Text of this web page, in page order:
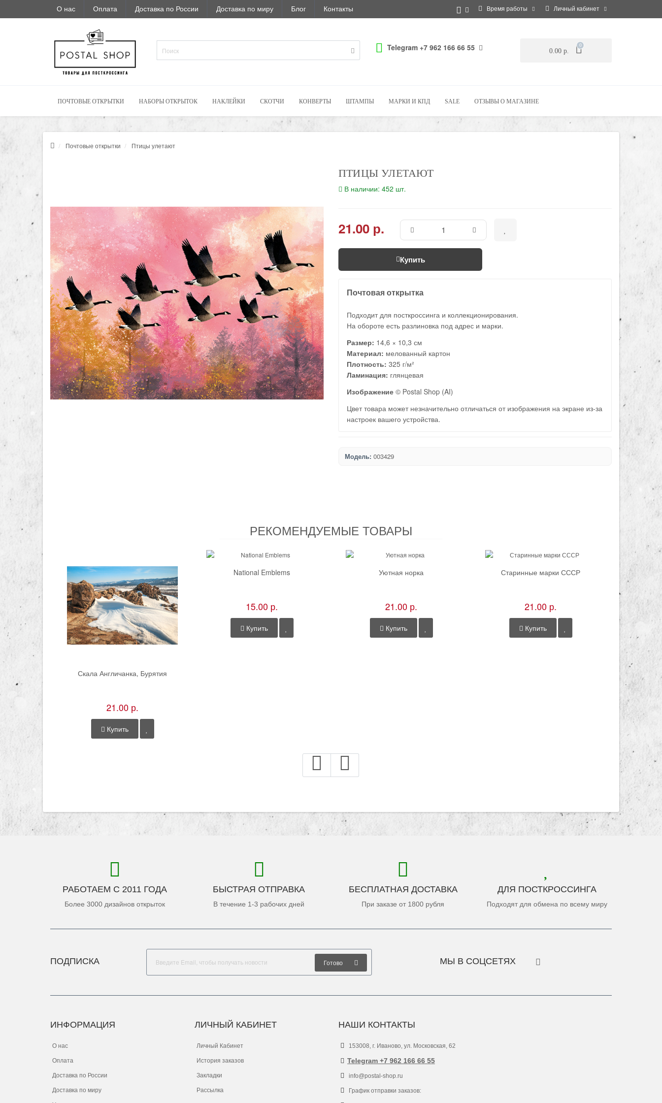
О нас Оплата Доставка по России Доставка по миру Блог Контакты Время работы Личный кабинет
Telegram +7 962 166 66 55 0.00 р.
0
ПОЧТОВЫЕ ОТКРЫТКИ НАБОРЫ ОТКРЫТОК НАКЛЕЙКИ СКОТЧИ КОНВЕРТЫ ШТАМПЫ МАРКИ И КПД SALE ОТЗЫВЫ О МАГАЗИНЕ
Почтовые открытки Птицы улетают
ПТИЦЫ УЛЕТАЮТ
В наличии: 452 шт.
21.00 р.
Купить
Почтовая открытка
Подходит для посткроссинга и коллекционирования.
На обороте есть разлиновка под адрес и марки.
Размер: 14,6 × 10,3 см
Материал: мелованный картон
Плотность: 325 г/м²
Ламинация: глянцевая
Изображение © Postal Shop (AI)
Цвет товара может незначительно отличаться от изображения на экране из-за
настроек вашего устройства.
Модель: 003429
РЕКОМЕНДУЕМЫЕ ТОВАРЫ
Скала Англичанка, Бурятия
21.00 р.
Купить
National Emblems
15.00 р.
Купить
Уютная норка
21.00 р.
Купить
Старинные марки СССР
21.00 р.
Купить
РАБОТАЕМ С 2011 ГОДА
Более 3000 дизайнов открыток
БЫСТРАЯ ОТПРАВКА
В течение 1-3 рабочих дней
БЕСПЛАТНАЯ ДОСТАВКА
При заказе от 1800 рубля
ДЛЯ ПОСТКРОССИНГА
Подходят для обмена по всему миру
ПОДПИСКА Готово МЫ В СОЦСЕТЯХ
ИНФОРМАЦИЯ
О нас
Оплата
Доставка по России
Доставка по миру
ЛИЧНЫЙ КАБИНЕТ
Личный Кабинет
История заказов
Закладки
Рассылка
НАШИ КОНТАКТЫ
153008, г. Иваново, ул. Московская, 62
Telegram +7 962 166 66 55
info@postal-shop.ru
График отправки заказов: